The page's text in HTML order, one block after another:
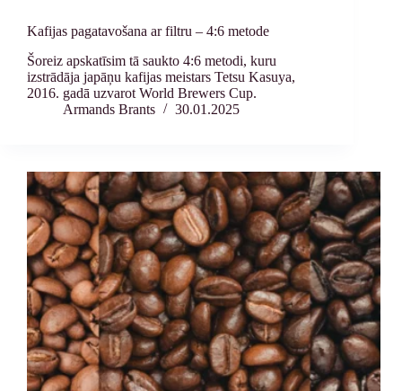
Kafijas pagatavošana ar filtru – 4:6 metode
Šoreiz apskatīsim tā saukto 4:6 metodi, kuru
izstrādāja japāņu kafijas meistars Tetsu Kasuya,
2016. gadā uzvarot World Brewers Cup.
Armands Brants
30.01.2025